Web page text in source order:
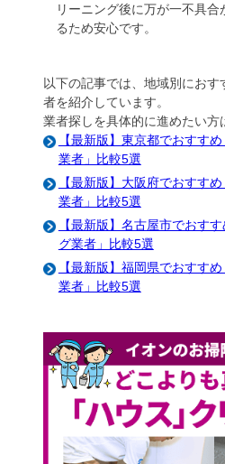
リーニング後に万が一不具合
るため安心です。
以下の記事では、地域別にお
者を紹介しています。
業者探しを具体的に進めたい方
【最新版】東京都でおすす
業者」比較5選
【最新版】大阪府でおすす
業者」比較5選
【最新版】名古屋市でおす
グ業者」比較5選
【最新版】福岡県でおすす
業者」比較5選